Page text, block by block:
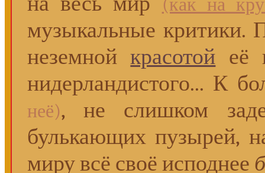
музыкальные критики.
неземнойкрасотой её
нидерландистого... К
неё), не слишком
булькающих пузырей,
миру всё своё исподнее